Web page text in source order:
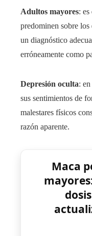
Adultos mayores:
predominen sobre los
un diagnóstico
erróneamente como
Depresión oculta:
sus sentimientos de
malestares físicos
razón aparente.
Maca